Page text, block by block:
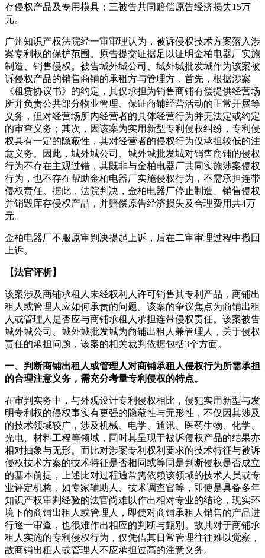
存侵权产品及专用模具；三被告共同赔偿原告经济损失15万
元。
广州知识产权法院经一审审理认为，被诉侵权技术方案落入涉
案专利权的保护范围。原告提交证据足以证明金柏电器厂实施
制造、销售侵权。被告城外城公司、城外城批发城作为该案被
诉侵权产品的销售商铺的承租方与管理方，首先，根据涉案
《租赁协议书》的约定，其仅承担为销售商铺有偿提供经营场
所并负责公共部分物业管理、保证商铺经营活动的正常开展等
义务，但对经营场所内经营者的具体经营行为并无法定或约定
的审查义务；其次，因该案为实用新型专利侵权纠纷，专利侵
权具有一定的隐蔽性，其对经营者的侵权行为仅承担较低的注
意义务。因此，城外城公司、城外城批发城对销售商铺的侵权
行为不存在主观过错，其既非与金柏电器厂共同实施涉案侵权
行为，也不存在帮助金柏电器厂实施侵权行为，不需承担连带
侵权责任。据此，法院判决，金柏电器厂停止制造、销售侵权
并销毁库存侵权产品，并赔偿原告经济损失及合理费用共4万
元。
金柏电器厂不服原审判决提起上诉，后在二审审理过程中撤回
上诉。
【法官评析】
该案涉及商铺承租人未经权利人许可销售其专利产品，商铺出
租人或管理人应如何承责的问题。该案的争议焦点为商铺出租
人或管理人是否应与商铺承租人承担连带侵权责任。该案被告
城外城公司、城外城批发城为商铺出租人兼管理人，关于侵权
责任的承担问题，该案的相关裁判依据包括3个方面。
一、判断商铺出租人或管理人对商铺承租人侵权行为所需承担
的合理注意义务，需充分考量专利侵权的特点。
在审判实务中，与外观设计专利侵权相比，侵犯实用新型与发
明专利权的侵权事实有更强的隐蔽性与无形性，不仅因其涉及
的技术领域较广，涉及机械、电学、通讯、医药生物、化学、
光电、材料工程等领域，同时其呈现于被诉侵权产品的结果亦
相对抽象与无形。而比对涉案专利权利要求的技术特征与被诉
侵权技术方案的技术特征是否相同或等同是判断侵权是否成立
的基本前提，上述比对过程通常需依赖该领域的技术人员或专
业评定机构，如专家辅助人、技术调查官等，即使是具备多年
知识产权审判经验的法官尚难以作出相对专业的结论，现实环
境下的商铺出租人或管理人，即使对商铺承租人销售的产品进
行逐一审查，也很难作出相应的判断与甄别。故其对于商铺承
租人实施的专利侵权行为，仅凭借其日常管理往往难以觉察，
故商铺出租人或管理人不应承担过高的注意义务。